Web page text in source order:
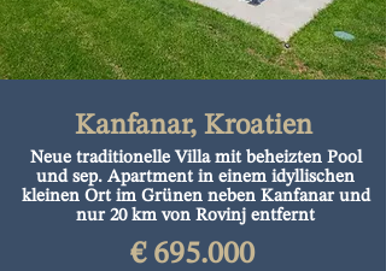
Kanfanar, Kroatien
Neue traditionelle Villa mit beheizten Pool
und sep. Apartment in einem idyllischen
kleinen Ort im Grünen neben Kanfanar und
nur 20 km von Rovinj entfernt
€ 695.000